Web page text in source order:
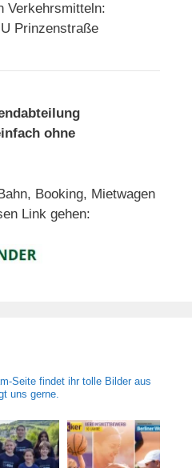
Verkehrsmitteln:
Prinzenstraße
ohne
Booking, Mietwagen
Link gehen:
Seite findet ihr tolle Bilder aus
uns gerne.